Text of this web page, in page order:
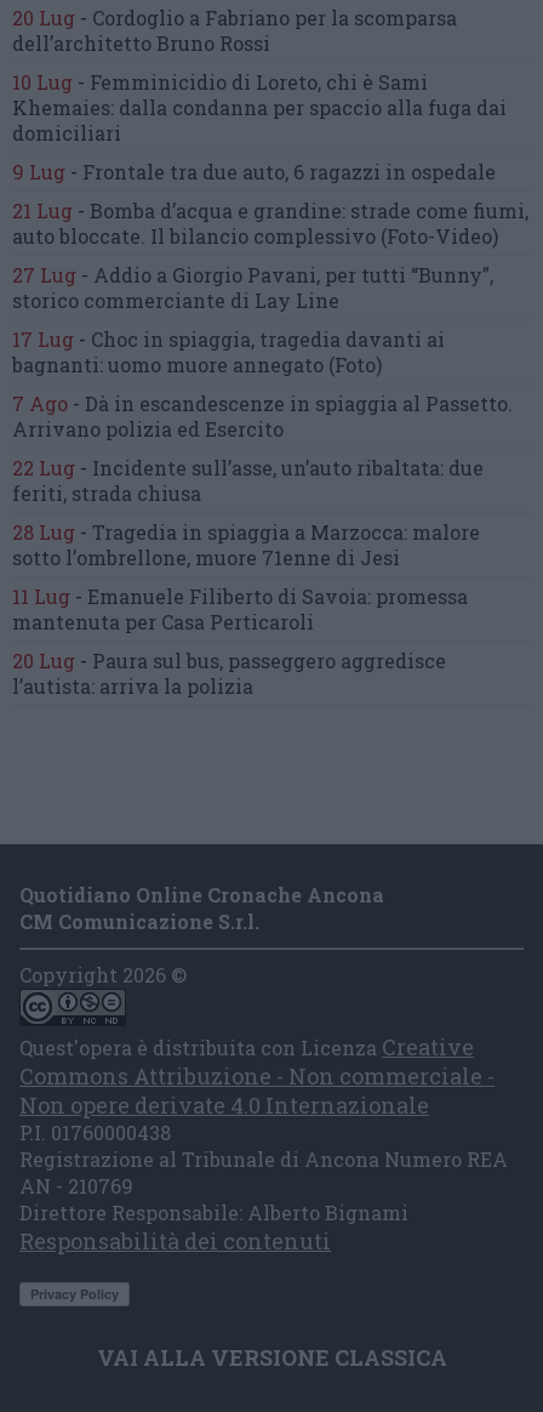
20 Lug - Cordoglio a Fabriano per la scomparsa
dell’architetto Bruno Rossi
10 Lug - Femminicidio di Loreto, chi è Sami
Khemaies: dalla condanna per spaccio alla fuga dai
domiciliari
9 Lug - Frontale tra due auto, 6 ragazzi in ospedale
21 Lug - Bomba d’acqua e grandine: strade come fiumi,
auto bloccate. Il bilancio complessivo (Foto-Video)
27 Lug - Addio a Giorgio Pavani, per tutti “Bunny”,
storico commerciante di Lay Line
17 Lug - Choc in spiaggia, tragedia davanti ai
bagnanti:uomo muore annegato (Foto)
7 Ago - Dà in escandescenze in spiaggia al Passetto.
Arrivano polizia ed Esercito
22 Lug - Incidente sull’asse, un’auto ribaltata: due
feriti, strada chiusa
28 Lug - Tragedia in spiaggia a Marzocca: malore
sotto l’ombrellone, muore 71enne di Jesi
11 Lug - Emanuele Filiberto di Savoia: promessa
mantenuta per Casa Perticaroli
20 Lug - Paura sul bus, passeggero aggredisce
l’autista: arriva la polizia
Quotidiano Online Cronache Ancona
CM Comunicazione S.r.l.
Copyright 2026 ©
Quest'opera è distribuita con Licenza Creative
Commons Attribuzione - Non commerciale -
Non opere derivate 4.0 Internazionale
P.I. 01760000438
Registrazione al Tribunale di Ancona Numero REA
AN - 210769
Direttore Responsabile: Alberto Bignami
Responsabilità dei contenuti
VAI ALLA VERSIONE CLASSICA